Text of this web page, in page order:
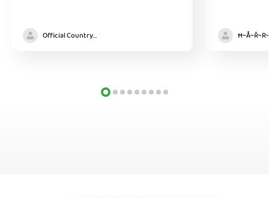
Official Country model